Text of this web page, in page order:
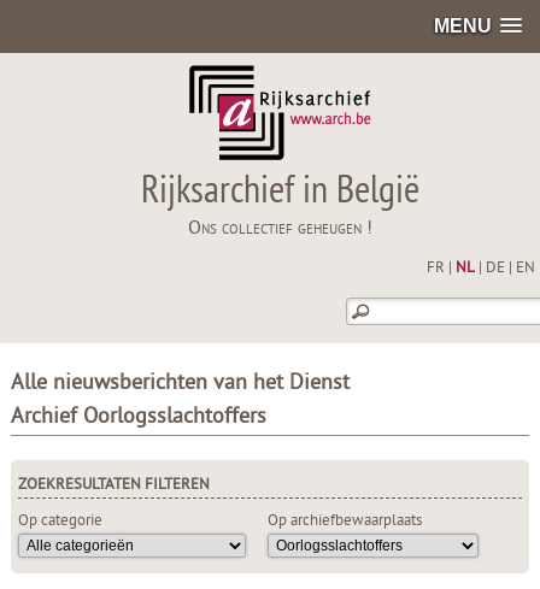
MENU
Rijksarchief in België
Ons collectief geheugen !
FR NL| DE EN
Alle nieuwsberichten van het Dienst
Archief Oorlogsslachtoffers
ZOEKRESULTATEN FILTEREN
Op categorie
Op archiefbewaarplaats